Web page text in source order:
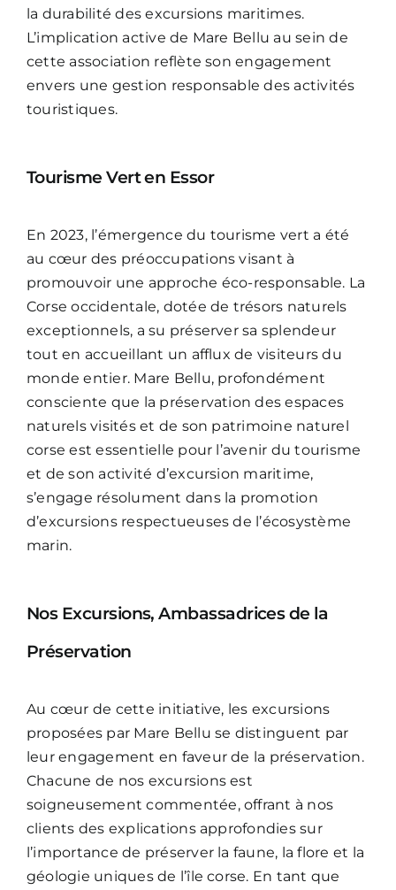
la durabilité des excursions maritimes.
L’implication active de Mare Bellu au sein de
cette association reflète son engagement
envers une gestion responsable des activités
touristiques.
Tourisme Vert en Essor
En 2023, l’émergence du tourisme vert a été
au cœur des préoccupations visant à
promouvoir une approche éco-responsable. La
Corse occidentale, dotée de trésors naturels
exceptionnels, a su préserver sa splendeur
tout en accueillant un afflux de visiteurs du
monde entier. Mare Bellu, profondément
consciente que la préservation des espaces
naturels visités et de son patrimoine naturel
corse est essentielle pour l’avenir du tourisme
et de son activité d’excursion maritime,
s’engage résolument dans la promotion
d’excursions respectueuses de l’écosystème
marin.
Nos Excursions, Ambassadrices de la
Préservation
Au cœur de cette initiative, les excursions
proposées par Mare Bellu se distinguent par
leur engagement en faveur de la préservation.
Chacune de nos excursions est
soigneusement commentée, offrant à nos
clients des explications approfondies sur
l’importance de préserver la faune, la flore et la
géologie uniques de l’île corse. En tant que